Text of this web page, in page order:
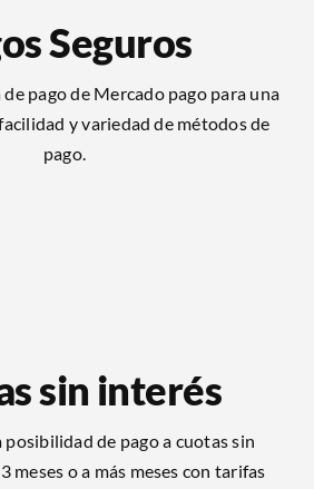
Seguros
pago de Mercado pago para una
y variedad de métodos de
pago.
sin interés
de pago a cuotas sin
meses o a más meses con tarifas